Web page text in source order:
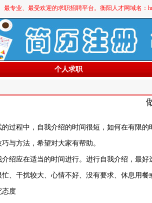
专业、最受欢迎的求职招聘平台。衡阳人才网域名：
个人求职
的过程中，自我介绍的时间很短，如何在有限
与方法，希望对大家有帮助。
绍应在适当的时间进行。进行自我介绍，最好
忙、干扰较大、心情不好、没有要求、休息用
度